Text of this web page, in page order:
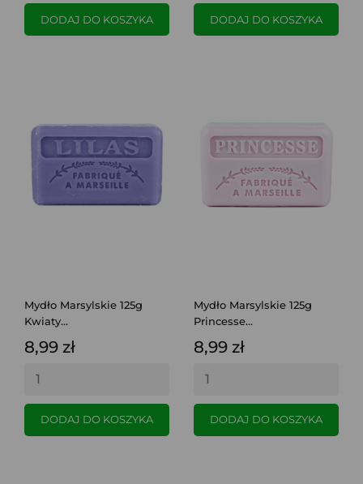
DODAJ DO KOSZYKA DODAJ DO KOSZYKA
Mydło Marsylskie 125g
Kwiaty...
8,99 zł
DODAJ DO KOSZYKA
Mydło Marsylskie 125g
Princesse...
8,99 zł
DODAJ DO KOSZYKA